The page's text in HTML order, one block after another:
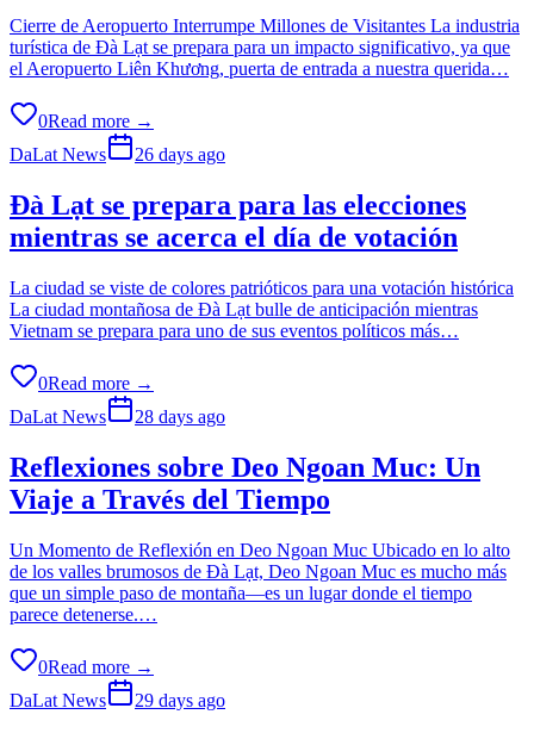
Cierre de Aeropuerto Interrumpe Millones de Visitantes La industria
turística de Ðà Lạt se prepara para un impacto significativo, ya que
el Aeropuerto Liên Khương, puerta de entrada a nuestra querida…
0Read more →
DaLat News
26 days ago
Đà Lạt se prepara para las elecciones
mientras se acerca el día de votación
La ciudad se viste de colores patrióticos para una votación histórica
La ciudad montañosa de Đà Lạt bulle de anticipación mientras
Vietnam se prepara para uno de sus eventos políticos más…
0Read more →
DaLat News
28 days ago
Reflexiones sobre Deo Ngoan Muc: Un
Viaje a Través del Tiempo
Un Momento de Reflexión en Deo Ngoan Muc Ubicado en lo alto
de los valles brumosos de Đà Lạt, Deo Ngoan Muc es mucho más
que un simple paso de montaña—es un lugar donde el tiempo
parece detenerse.…
0Read more →
DaLat News
29 days ago